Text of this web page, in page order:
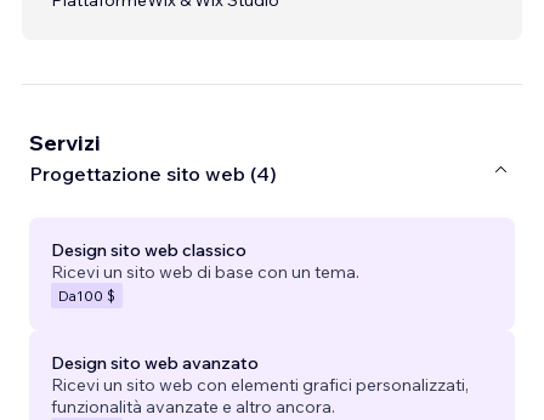
Servizi
Progettazione sito web (4)
Design sito web classico
Ricevi un sito web di base con un tema.
Da100 $
Design sito web avanzato
Ricevi un sito web con elementi grafici personalizzati,
funzionalità avanzate e altro ancora.